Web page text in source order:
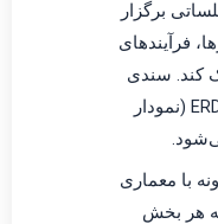
برگزار
فرآیندهای
کند. سندی
جامع شامل وایرفریم‌ها و ERD (نمودار
با معماری
هر بخش